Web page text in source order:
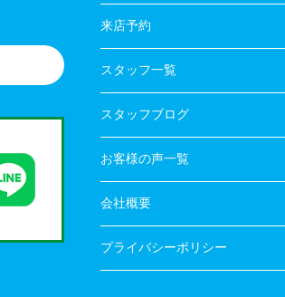
来店予約
スタッフ一覧
スタッフブログ
お客様の声一覧
会社概要
プライバシーポリシー